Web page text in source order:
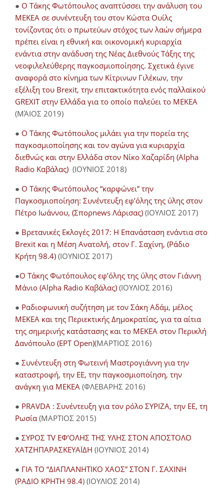
● O Τάκης Φωτόπουλος αναπτύσσει την ανάλυση του
ΜΕΚΕΑ σε συνέντευξη του στον Κώστα Ουίλς
τονίζοντας ότι ο πρωτεύων στόχος των λαών σήμερα
πρέπει είναι η εθνική και οικονομική κυριαρχία
ενάντια στην ανάδυση της Νέας Διεθνούς Τάξης της
νεοφιλελεύθερης παγκοσμιοποίησης. Σχετικά έγινε
αναφορά στο κίνημα των Κίτρινων Γιλέκων, την
εξέλιξη του Brexit, την επιτακτικότητα ενός παλλαϊκού
GREXIT στην Ελλάδα για το οποίο παλεύει το ΜΕΚΕΑ
(ΜΆΙΟΣ 2019)
● Ο Τάκης Φωτόπουλος μιλάει για την πορεία της
παγκοσμιοποίησης και τον αγώνα για κυριαρχία
διεθνώς και στην Ελλάδα στον Νίκο Χαζαρίδη (Alpha
Radio Καβάλας) (ΙΟΥΝΙΟΣ 2018)
● Ο Τάκης Φωτόπουλος “καρφώνει” την
Παγκοσμιοποίηση: Συνέντευξη εφ’όλης της ύλης στον
Πέτρο Ιωάννου, (Σπορnews Λάρισας) (ΙΟΥΛΙΟΣ 2017)
● Βρετανικές Εκλογές 2017: Η Επανάσταση ενάντια στο
Brexit και η Μέση Ανατολή, στον Γ. Σαχίνη, (Ράδιο
Κρήτη 98.4) (ΙΟΥΝΙΟΣ 2017)
●O Τάκης Φωτόπουλος εφ’όλης της ύλης στον Γιάννη
Μάνιο (Alpha Radio Καβάλας) (ΙΟΥΛΙΟΣ 2016)
● Ραδιοφωνική συζήτηση με τον Σάκη Αδάμ, μέλος
ΜΕΚΕΑ και της Περιεκτικής Δημοκρατίας, για τα αίτια
της σημερινής κατάστασης και το ΜΕΚΕΑ στον Περικλή
Δανόπουλο (ΕΡΤ Open)(ΜΑΡΤΙΟΣ 2016)
● Συνέντευξη στη Φωτεινή Μαστρογιάννη για την
καταστροφή, την ΕΕ, την παγκοσμιοποίηση, την
ανάγκη για ΜΕΚΕΑ (ΦΛΕΒΑΡΗΣ 2016)
● PRAVDA : Συνέντευξη για τον ρόλο ΣΥΡΙΖΑ, την ΕΕ, τη
Ρωσία (ΜΑΡΤΙΟΣ 2015)
● ΣΥΡΟΣ TV ΕΦ’ΟΛΗΣ ΤΗΣ ΥΛΗΣ ΣΤΟΝ ΑΠΟΣΤΟΛΟ
ΧΑΤΖΗΠΑΡΑΣΚΕΥΑΪΔΗ (ΙΟΥΝΙΟΣ 2014)
● ΓΙΑ ΤΟ “ΔΙΑΠΛΑΝΗΤΙΚΟ ΧΑΟΣ” ΣΤΟΝ Γ. ΣΑΧΙΝΗ
(ΡΑΔΙΟ ΚΡΗΤΗ 98.4) (ΙΟΥΛΙΟΣ 2014)